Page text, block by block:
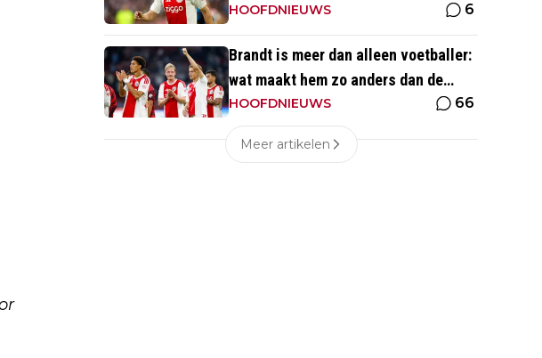
nabootsen is toch vrij lastig in je
eentje'
HOOFDNIEUWS 6
Brandt is meer dan alleen voetballer:
wat maakt hem zo anders dan de
'gemiddelde' voetballer?
HOOFDNIEUWS 66
Meer artikelen